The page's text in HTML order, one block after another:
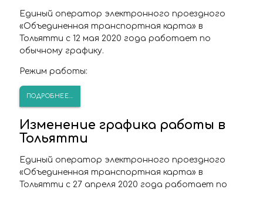
Единый оператор электронного проездного
«Объединенная транспортная карта» в
Тольятти с 12 мая 2020 года работает по
обычному графику.
Режим работы:
ПОДРОБНЕЕ...
Изменение графика работы в
Тольятти
Единый оператор электронного проездного
«Объединенная транспортная карта» в
Тольятти с 27 апреля 2020 года работает по